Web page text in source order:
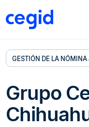
GESTIÓN DE LA
Grupo